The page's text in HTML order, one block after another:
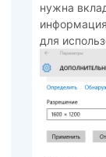
нужна
для